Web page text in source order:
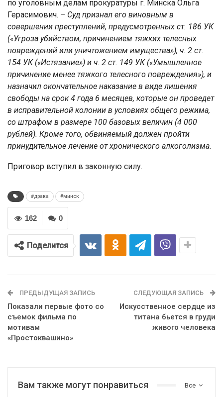
по уголовным делам прокуратуры г. Минска Ольга
Герасимович. – Суд признал его виновным в
совершении преступлений, предусмотренных ст. 186 УК
(«Угроза убийством, причинением тяжких телесных
повреждений или уничтожением имущества»), ч. 2 ст.
154 УК («Истязание») и ч. 2 ст. 149 УК («Умышленное
причинение менее тяжкого телесного повреждения»), и
назначил окончательное наказание в виде лишения
свободы на срок 4 года 6 месяцев, которые он проведет
в исправительной колонии в условиях общего режима,
со штрафом в размере 100 базовых величин (4 000
рублей). Кроме того, обвиняемый должен пройти
принудительное лечение от хронического алкоголизма.
Приговор вступил в законную силу.
#драка #минск
0
162
Поделится
ПРЕДЫДУЩАЯ ЗАПИСЬ
Показали первые фото со
съемок фильма по
мотивам
«Простоквашино»
СЛЕДУЮЩАЯ ЗАПИСЬ
Искусственное сердце из
титана бьется в груди
живого человека
Все
Вам также могут понравиться